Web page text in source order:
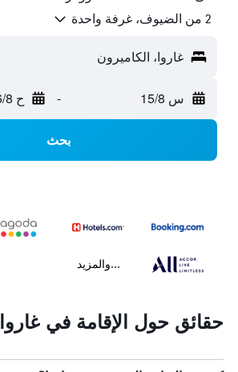
2 من الضيوف، غرفة واحدة
غاروا، الكاميرون
س 15/8 - ح 16/8
بحث
...والمزيد
حقائق حول الإقامة في غاروا